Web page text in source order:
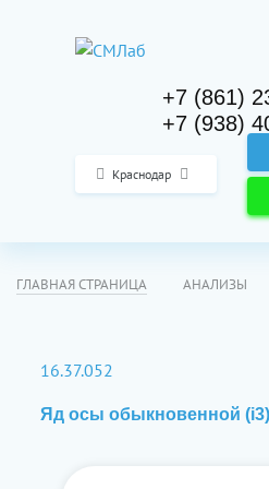
Краснодар
+7 (861)
+7 (938)
ГЛАВНАЯ СТРАНИЦА АНАЛИЗЫ
16.37.052
Яд осы обыкновенной